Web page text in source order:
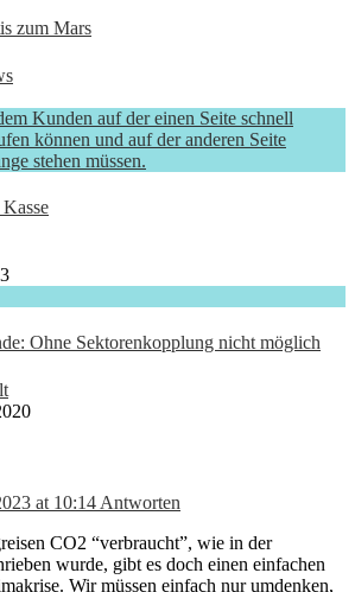
zum Mars
Ohne Sektorenkopplung nicht möglich
at 10:14 Antworten
CO2 “verbraucht”, wie in der
wurde, gibt es doch einen einfachen
Wir müssen einfach nur umdenken,